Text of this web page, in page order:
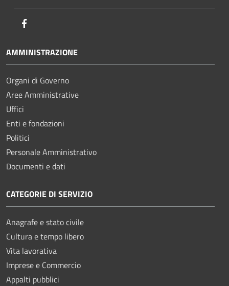
AMMINISTRAZIONE
Organi di Governo
Aree Amministrative
Uffici
Enti e fondazioni
Politici
Personale Amministrativo
Documenti e dati
CATEGORIE DI SERVIZIO
Anagrafe e stato civile
Cultura e tempo libero
Vita lavorativa
Imprese e Commercio
Appalti pubblici